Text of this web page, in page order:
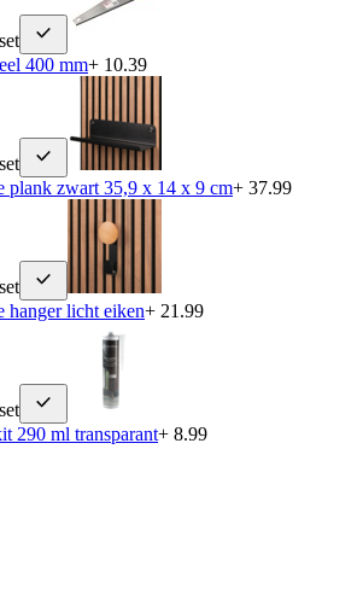
400 mm+ 10.39
plank zwart 35,9 x 14 x 9 cm+ 37.99
hanger licht eiken+ 21.99
290 ml transparant+ 8.99